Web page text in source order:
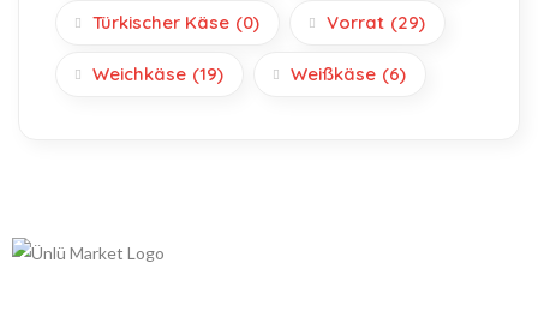
Türkischer Käse (0) Vorrat (29)
Weichkäse (19) Weißkäse (6)